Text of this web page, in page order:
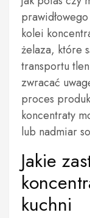
kolei
żelaza, które
transportu
zwracać
proces
koncentraty
lub nadmiar
Jakie
kuchni